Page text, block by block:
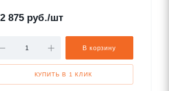
875 руб./шт
В корзину
КУПИТЬ В 1 КЛИК